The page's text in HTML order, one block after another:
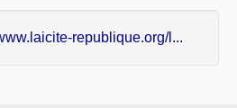
republique.org/l...